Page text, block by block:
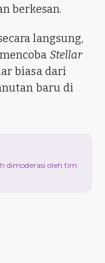
berkesan.
langsung,
Stellar
biasa dari
baru di
dimoderasi oleh tim